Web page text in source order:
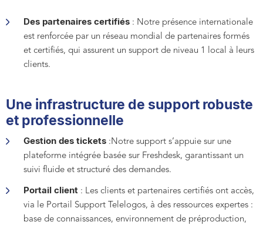
Des partenaires certifiés : Notre présence internationale
est renforcée par un réseau mondial de partenaires formés
et certifiés, qui assurent un support de niveau 1 local à leurs
clients.
Une infrastructure de support robuste
et professionnelle
Gestion des tickets :Notre support s’appuie sur une
plateforme intégrée basée sur Freshdesk, garantissant un
suivi fluide et structuré des demandes.
Portail client : Les clients et partenaires certifiés ont accès,
via le Portail Support Telelogos, à des ressources expertes :
base de connaissances, environnement de préproduction,